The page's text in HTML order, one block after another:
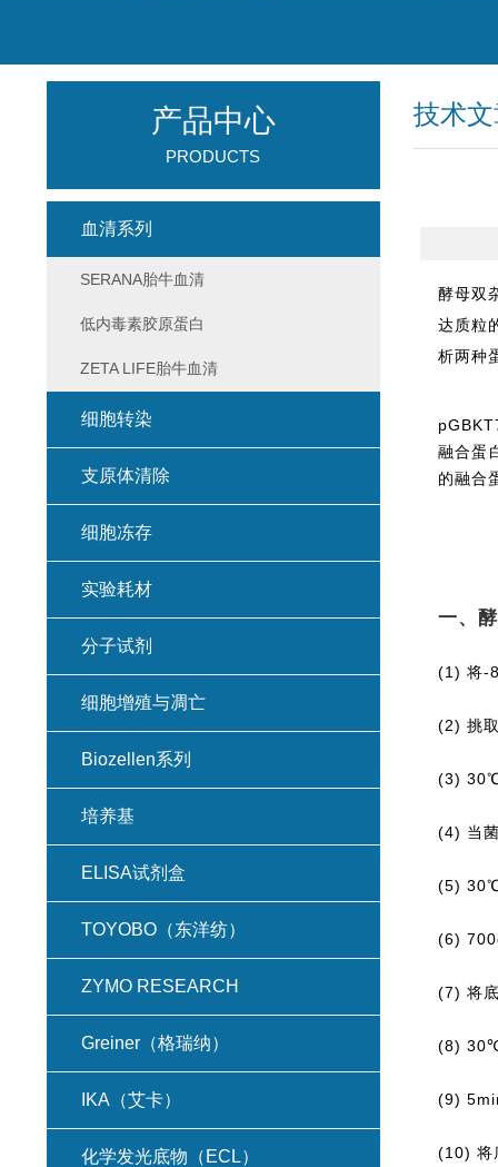
技术
酵母双
达质粒
析两种
融合蛋
的融合
一、
(1) 将-
(2) 挑
(3)
(4) 当
(5) 30℃
(6)
(7) 将
(8)
(9)
(10) 将
产品中心
PRODUCTS
血清系列
SERANA胎牛血清
低内毒素胶原蛋白
ZETA LIFE胎牛血清
细胞转染
支原体清除
细胞冻存
实验耗材
分子试剂
细胞增殖与凋亡
Biozellen系列
培养基
ELISA试剂盒
TOYOBO（东洋纺）
ZYMO RESEARCH
Greiner（格瑞纳）
IKA（艾卡）
化学发光底物（ECL）